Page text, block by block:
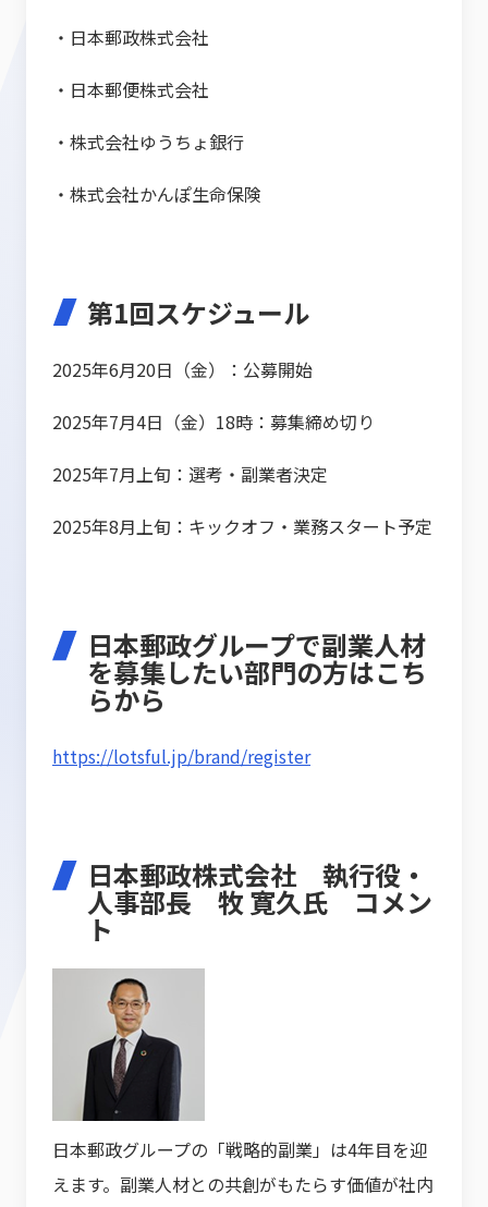
・日本郵政株式会社
・日本郵便株式会社
・株式会社ゆうちょ銀行
・株式会社かんぽ生命保険
第1回スケジュール
2025年6月20日（金）：公募開始
2025年7月4日（金）18時：募集締め切り
2025年7月上旬：選考・副業者決定
2025年8月上旬：キックオフ・業務スタート予定
日本郵政グループで副業人材
を募集したい部門の方はこち
らから
https://lotsful.jp/brand/register
日本郵政株式会社 執行役・
人事部長 牧 寛久氏 コメン
ト
日本郵政グループの「戦略的副業」は4年目を迎
えます。副業人材との共創がもたらす価値が社内